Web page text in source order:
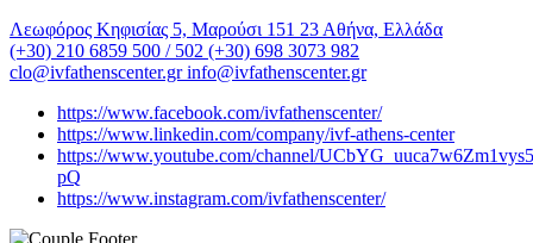
Λεωφόρος Κηφισίας 5, Μαρούσι 151 23 Αθήνα, Ελλάδα
(+30) 210 6859 500 / 502 (+30) 698 3073 982
clo@ivfathenscenter.grinfo@ivfathenscenter.gr
https://www.facebook.com/ivfathenscenter/
https://www.linkedin.com/company/ivf-athens-center
https://www.youtube.com/channel/
pQ
https://www.instagram.com/ivfathenscenter/